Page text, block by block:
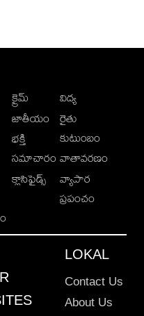
క్రైమ్
జాతీయం
భక్తి
సమాచారం
క్లాసిఫైడ్స్
విద్య
రైతు
కుటుంబం
వాతావరణం
వ్యాపార
ప్రపంచం
LOKAL
Contact Us
About Us